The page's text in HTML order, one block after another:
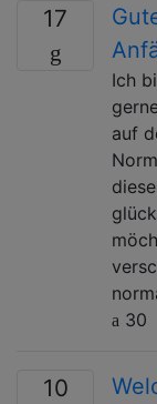
17
Ich
auf
30
10